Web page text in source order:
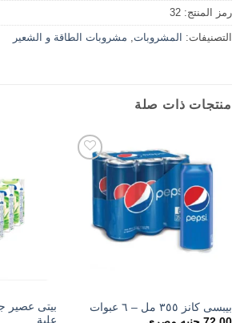
رمز المنتج: 32
التصنيفات: المشروبات مشروبات الطاقة و الشعير
منتجات ذات صلة
بيبسى كانز ٣٥٥ مل – ٦ عبوات
علبة